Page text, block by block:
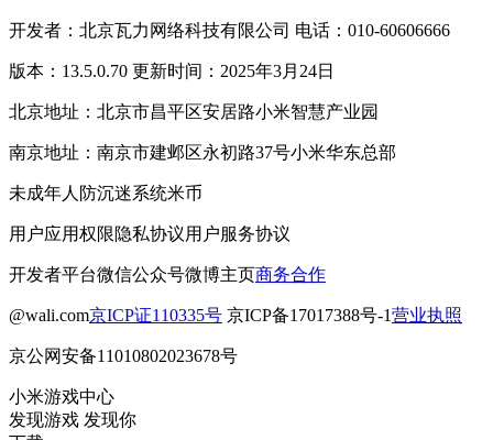
开发者：北京瓦力网络科技有限公司 电话：010-60606666
版本：13.5.0.70 更新时间：2025年3月24日
北京地址：北京市昌平区安居路小米智慧产业园
南京地址：南京市建邺区永初路37号小米华东总部
未成年人防沉迷系统米币
用户应用权限隐私协议用户服务协议
开发者平台微信公众号微博主页商务合作
@wali.com京ICP证110335号 京ICP备17017388号-1营业执照
京公网安备11010802023678号
小米游戏中心
发现游戏 发现你